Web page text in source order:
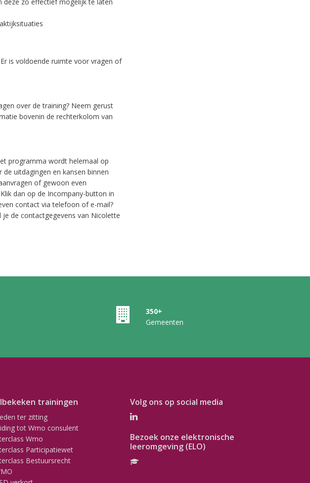
is voldoende ruimte voor vragen of
over de training? Neem gerust
bovenin de rechterkolom van
programma wordt helemaal op
uitdagingen en kansen binnen
of gewoon even
dan op de Incompany-button in
contact via telefoon of e-mail?
de contactgegevens van Nicolette
350+
Gemeenten
trainingen
ter zitting
tot Wmo consulent
Wmo
Participatiewet
Bestuursrecht
Volg ons op social media
Bezoek onze elektronische
leeromgeving (ELO)